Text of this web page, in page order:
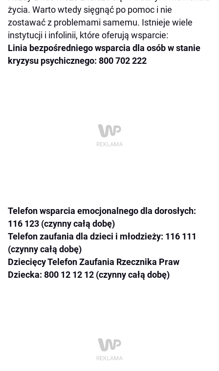
życia. Warto wtedy sięgnąć po pomoc i nie
zostawać z problemami samemu. Istnieje wiele
instytucji i infolinii, które oferują wsparcie:
Linia bezpośredniego wsparcia dla osób w stanie
kryzysu psychicznego: 800 702 222
Telefon wsparcia emocjonalnego dla dorosłych:
116 123 (czynny całą dobę)
Telefon zaufania dla dzieci i młodzieży: 116 111
(czynny całą dobę)
Dziecięcy Telefon Zaufania Rzecznika Praw
Dziecka: 800 12 12 12 (czynny całą dobę)